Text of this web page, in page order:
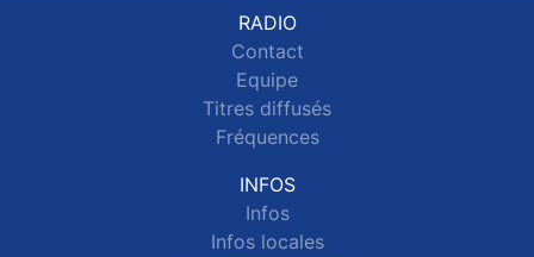
RADIO
Contact
Equipe
Titres diffusés
Fréquences
INFOS
Infos
Infos locales